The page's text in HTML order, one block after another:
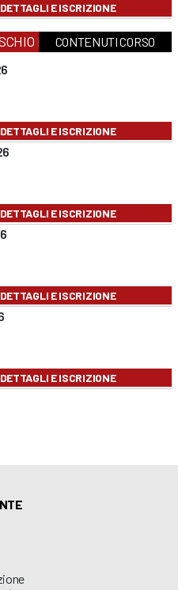
DETTAGLI E ISCRIZIONE
MEDIOCONTENUTI CORSO
DETTAGLI E ISCRIZIONE
DETTAGLI E ISCRIZIONE
DETTAGLI E ISCRIZIONE
DETTAGLI E ISCRIZIONE